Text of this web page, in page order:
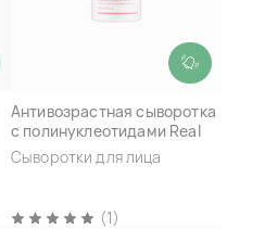
Антивозрастная сыворотка
с полинуклеотидами Real
Barrier PDRN Glow Repair
Serum
Сыворотки для лица
(1)